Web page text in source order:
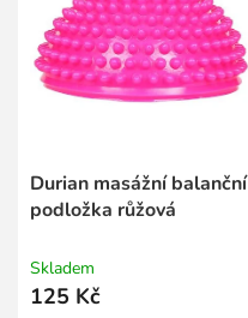
Durian masážní balanční
podložka růžová
Skladem
125 Kč